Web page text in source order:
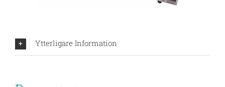
Ytterligare Information